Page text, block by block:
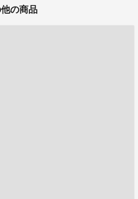
の商品